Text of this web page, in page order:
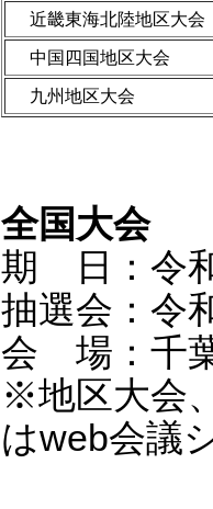
近畿東海北陸地区大会
中国四国地区大会
九州地区大会
全国大会
期 日：令
抽選会：令
会 場：千
※地区大会
はweb会議